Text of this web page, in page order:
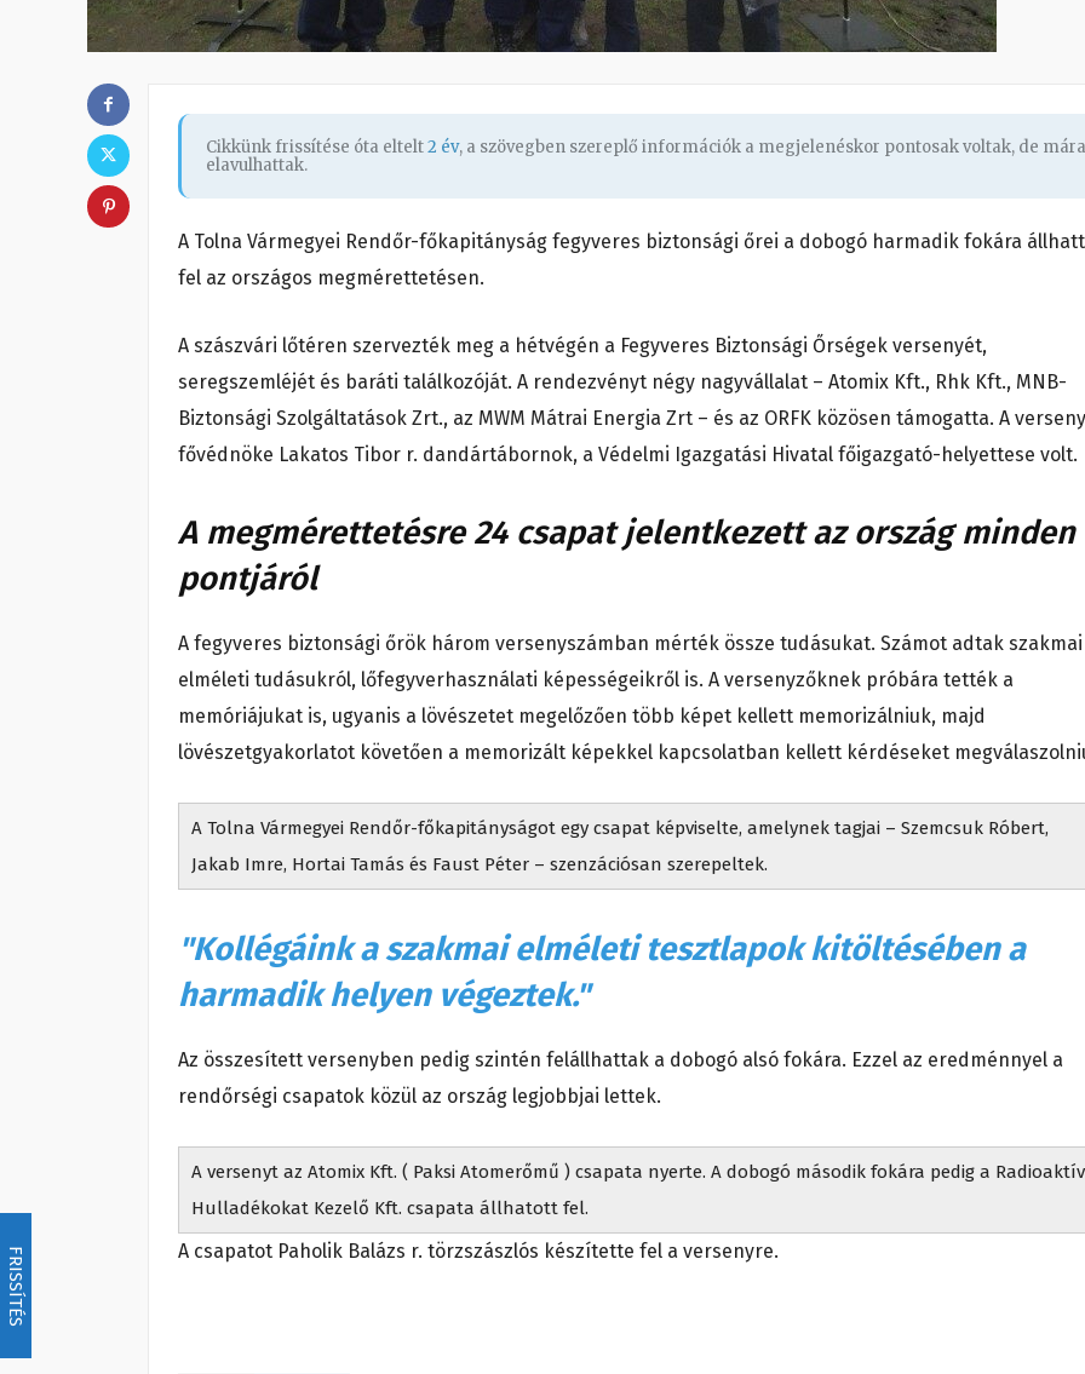
FRISSÍTÉS
Cikkünk frissítése óta eltelt2 év, a szövegben szereplő információk a megjelenéskor pontosak voltak, de mára
elavulhattak.
A Tolna Vármegyei Rendőr-főkapitányság fegyveres biztonsági őrei a dobogó harmadik fokára
fel az országos megmérettetésen.
A szászvári lőtéren szervezték meg a hétvégén a Fegyveres Biztonsági Őrségek versenyét,
seregszemléjét és baráti találkozóját. A rendezvényt négy nagyvállalat – Atomix Kft., Rhk Kft., MNB-
Biztonsági Szolgáltatások Zrt., az MWM Mátrai Energia Zrt – és az ORFK közösen támogatta. A verseny
fővédnöke Lakatos Tibor r. dandártábornok, a Védelmi Igazgatási Hivatal főigazgató-helyettese volt.
A megmérettetésre 24 csapat jelentkezett az ország minden
pontjáról
A fegyveres biztonsági őrök három versenyszámban mérték össze tudásukat. Számot adtak szakmai
elméleti tudásukról, lőfegyverhasználati képességeikről is. A versenyzőknek próbára tették a
memóriájukat is, ugyanis a lövészetet megelőzően több képet kellett memorizálniuk, majd
lövészetgyakorlatot követően a memorizált képekkel kapcsolatban kellett kérdéseket
A Tolna Vármegyei Rendőr-főkapitányságot egy csapat képviselte, amelynek tagjai – Szemcsuk Róbert,
Jakab Imre, Hortai Tamás és Faust Péter – szenzációsan szerepeltek.
"Kollégáink a szakmai elméleti tesztlapok kitöltésében a
harmadik helyen végeztek."
Az összesített versenyben pedig szintén felállhattak a dobogó alsó fokára. Ezzel az eredménnyel a
rendőrségi csapatok közül az ország legjobbjai lettek.
A versenyt az Atomix Kft. ( Paksi Atomerőmű ) csapata nyerte. A dobogó második fokára pedig a Radioaktív
Hulladékokat Kezelő Kft. csapata állhatott fel.
A csapatot Paholik Balázs r. törzszászlós készítette fel a versenyre.